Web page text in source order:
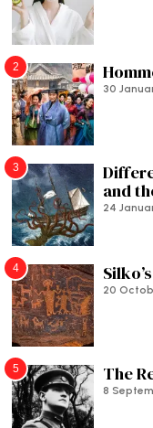
2
30
3
and
24
4
20
5 The
8